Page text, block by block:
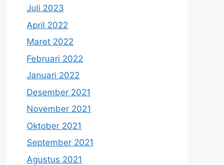
Juli 2023
April 2022
Maret 2022
Februari 2022
Januari 2022
Desember 2021
November 2021
Oktober 2021
September 2021
Agustus 2021